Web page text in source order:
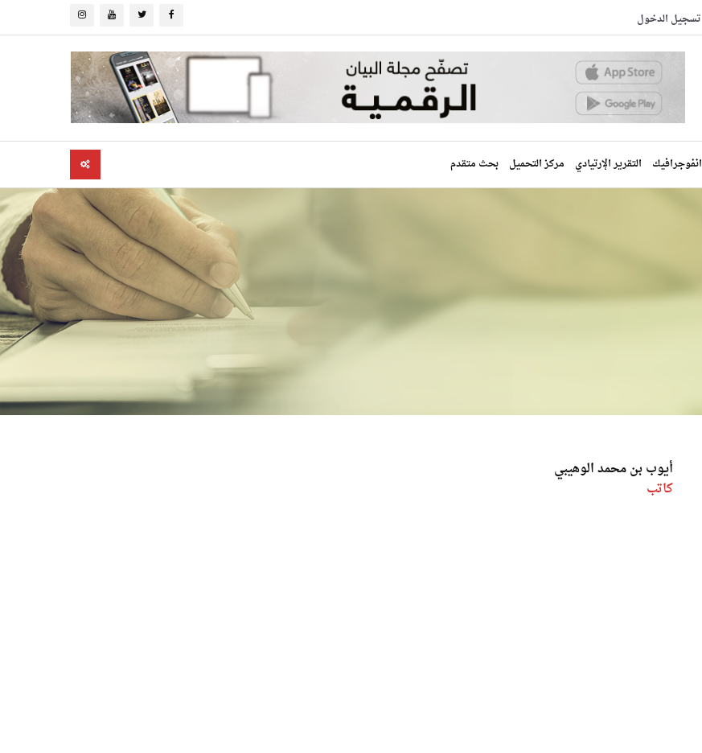
تسجيل الدخول
انفوجرافيك التقرير الإرتيادي مركز التحميل بحث متقدم
أيوب بن محمد الوهيبي
كاتب